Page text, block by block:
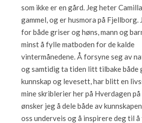
som ikke er en gård. Jeg heter
gammel, og er husmora på Fjellborg.
for både griser og høns, mann og
minst å fylle matboden for de kalde
vintermånedene. Å forsyne seg av
og samtidig ta tiden litt tilbake både
kunnskap og levesett, har blitt en
mine skriblerier her på Hverdagen
ønsker jeg å dele både av
oss underveis og å inspirere deg til